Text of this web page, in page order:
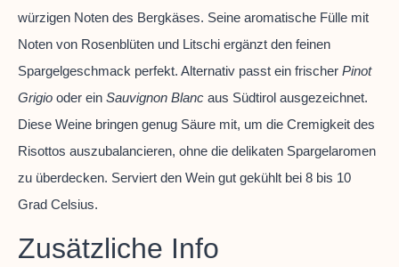
würzigen Noten des Bergkäses. Seine aromatische Fülle mit
Noten von Rosenblüten und Litschi ergänzt den feinen
Spargelgeschmack perfekt. Alternativ passt ein frischer Pinot
Grigio oder ein Sauvignon Blanc aus Südtirol ausgezeichnet.
Diese Weine bringen genug Säure mit, um die Cremigkeit des
Risottos auszubalancieren, ohne die delikaten Spargelaromen
zu überdecken. Serviert den Wein gut gekühlt bei 8 bis 10
Grad Celsius.
Zusätzliche Info